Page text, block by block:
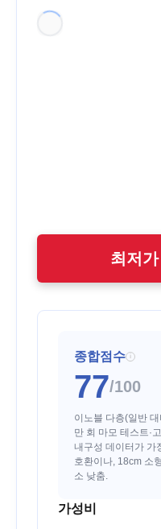
최저
종합점수 i
77/100
이노블 다층(일반
만 회 마모 테스트·
내구성 데이터가 가
호환이나, 18cm 소
소 낮춤.
가성비